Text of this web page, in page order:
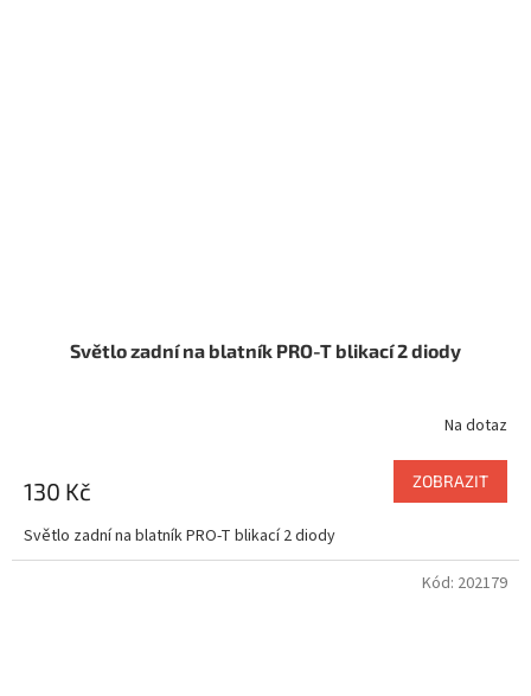
Světlo zadní na blatník PRO-T blikací 2 diody
je
z
5
Na dotaz
130 Kč ZOBRAZIT
Světlo zadní na blatník PRO-T blikací 2 diody
Kód: 202179